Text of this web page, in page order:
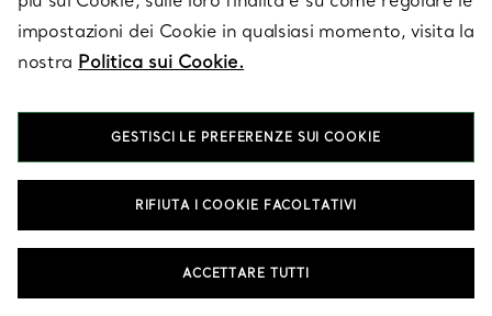
SERVIZIO CLIENTI
impostazioni dei Cookie in qualsiasi momento, visita la
nostra Politica sui Cookie.
GESTISCI LE PREFERENZE SUI COOKIE
RIFIUTA I COOKIE FACOLTATIVI
ACCETTARE TUTTI